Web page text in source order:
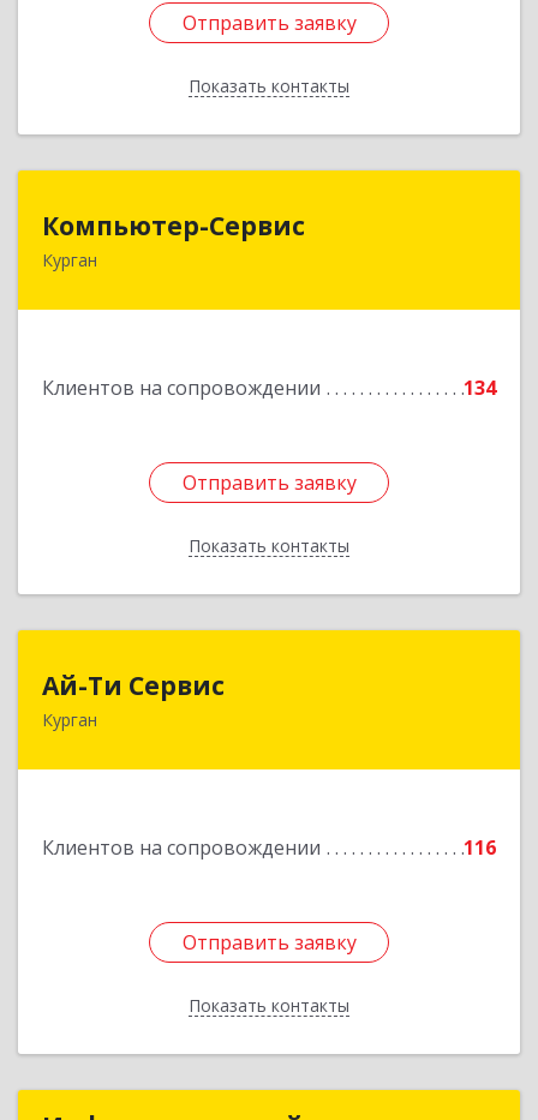
Отправить заявку
Показать контакты
Отправить заявку
Назад
Компьютер-Сервис
Курган
Клиентов на сопровождении 134
Отправить заявку
Показать контакты
Отправить заявку
Назад
Ай-Ти Сервис
Курган
Клиентов на сопровождении 116
Отправить заявку
Показать контакты
Отправить заявку
Назад